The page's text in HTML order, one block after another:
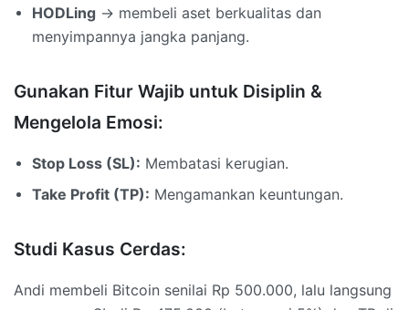
HODLing → membeli aset berkualitas dan
menyimpannya jangka panjang.
Gunakan Fitur Wajib untuk Disiplin &
Mengelola Emosi:
Stop Loss (SL): Membatasi kerugian.
Take Profit (TP): Mengamankan keuntungan.
Studi Kasus Cerdas:
Andi membeli Bitcoin senilai Rp 500.000, lalu langsung